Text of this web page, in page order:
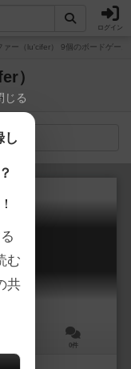
ログイン
ァー（lu'cifer） 9個のボードゲーム
）
チ!
0件
じる
し
む
共